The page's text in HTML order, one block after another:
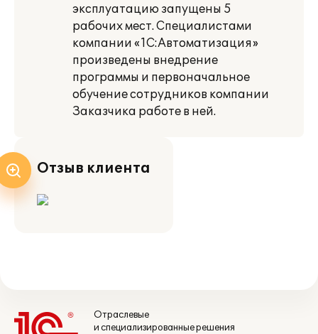
эксплуатацию запущены 5
рабочих мест. Специалистами
компании «1С:Автоматизация»
произведены внедрение
программы и первоначальное
обучение сотрудников компании
Заказчика работе в ней.
Отзыв клиента
Отраслевые
и специализированные решения